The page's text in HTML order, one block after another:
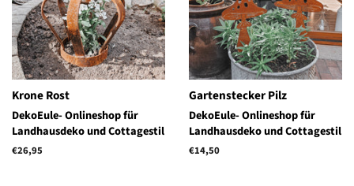
Krone Rost
DekoEule- Onlineshop für
Landhausdeko und Cottagestil
Normaler
€26,95
Gartenstecker Pilz
DekoEule- Onlineshop für
Landhausdeko und Cottagestil
Normaler
€14,50